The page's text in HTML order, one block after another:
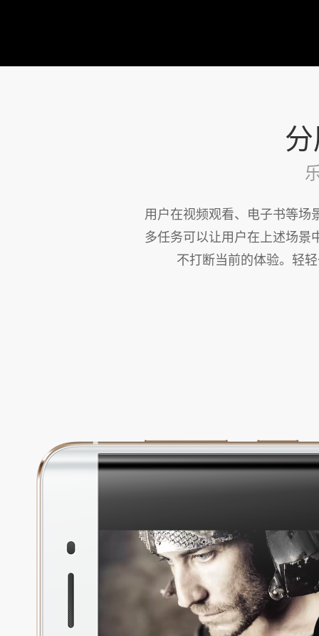
用户在视频观看、电子书等场
多任务可以让用户在上述场景
不打断当前的体验。轻